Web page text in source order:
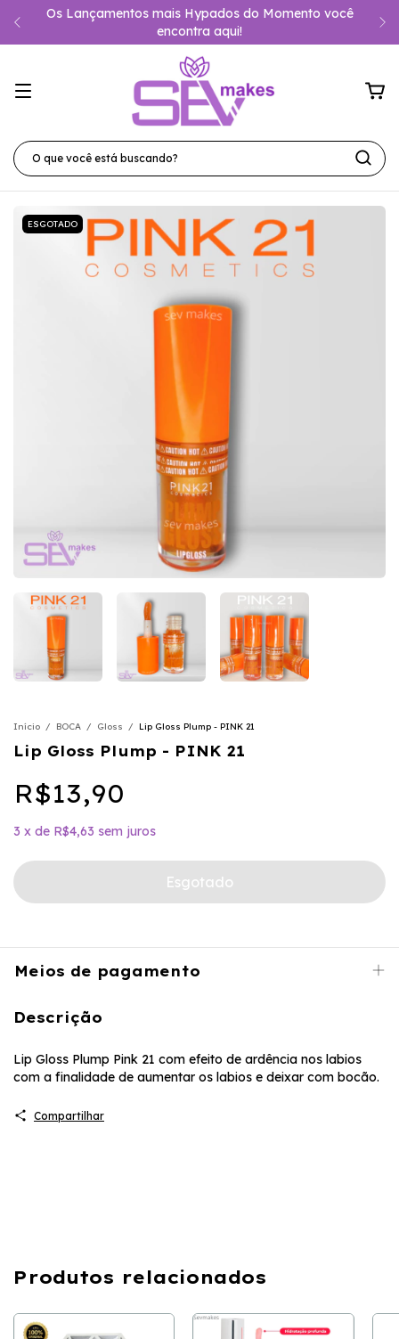
Os Lançamentos mais Hypados do Momento você
encontra aqui!
ESGOTADO
Início / BOCA / Gloss / Lip Gloss Plump - PINK 21
Lip Gloss Plump - PINK 21
R$13,90
3 x de R$4,63 sem juros
Meios de pagamento
Descrição
Lip Gloss Plump Pink 21 com efeito de ardência nos labios
com a finalidade de aumentar os labios e deixar com bocão.
Compartilhar
Produtos relacionados